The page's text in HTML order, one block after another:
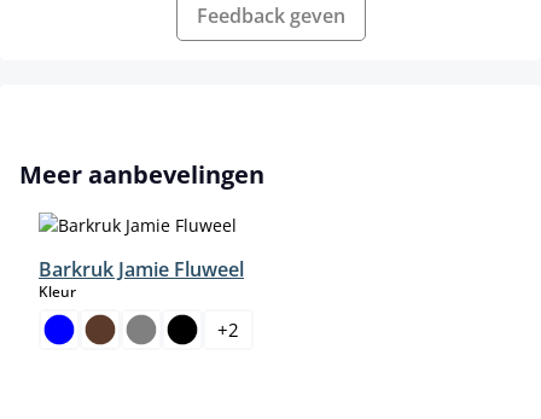
Feedback geven
Productgalerij overslaan
Meer aanbevelingen
Barkruk Jamie Fluweel
Kleurselect
+2